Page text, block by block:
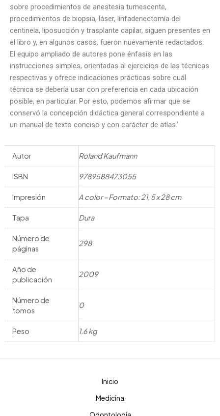
sobre procedimientos de anestesia tumescente,
procedimientos de biopsia, láser, linfadenectomía del
centinela, liposucción y trasplante capilar, siguen presentes en
el libro y, en algunos casos, fueron nuevamente redactados.
El equipo ampliado de autores pone énfasis en las
instrucciones simples, orientadas al ejercicios de las técnicas
respectivas y ofrece indicaciones prácticas sobre cuál
técnica se debería usar con preferencia en cada ubicación
posible, en particular. Por esto, podemos afirmar que se
conservó la concepción didáctica general correspondiente a
un manual de texto conciso y con carácter de atlas.’
Autor Roland Kaufmann
ISBN 9789588473055
Impresión A color – Formato: 21, 5 x 28 cm
Tapa Dura
Número de
páginas
298
Año de
publicación
2009
Número de
tomos
0
Peso 1.6 kg
Inicio
Medicina